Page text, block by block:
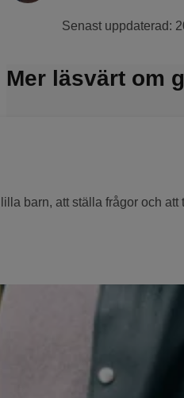
Senast uppdaterad:
Mer läsvärt om
barn, att ställa frågor och att